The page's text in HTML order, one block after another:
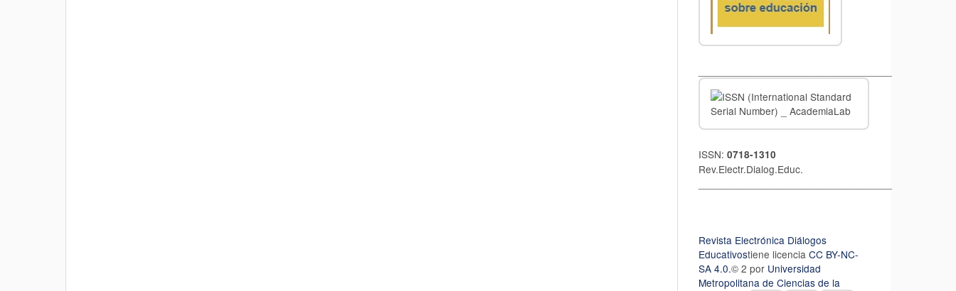
ISSN: 0718-1310
Rev.Electr.Dialog.Educ.
Revista Electrónica Diálogos
Educativostiene licencia CC BY-NC-
SA 4.0.© 2 por Universidad
Metropolitana de Ciencias de la